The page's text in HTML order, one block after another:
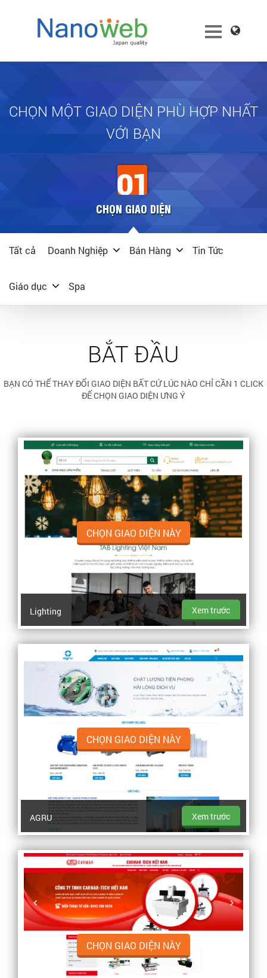
CHỌN MỘT GIAO DIỆN PHÙ HỢP NHẤT
VỚI BẠN
CHỌN GIAO DIỆN
Tất cả Doanh Nghiệp Bán Hàng Tin Tức
Giáo dục Spa
BẮT ĐẦU
BẠN CÓ THỂ THAY ĐỔI GIAO DIỆN BẤT CỨ LÚC NÀO CHỈ CẦN 1 CLICK
ĐỂ CHỌN GIAO DIỆN ƯNG Ý
CHỌN GIAO DIỆN NÀY
Lighting Xem trước
CHỌN GIAO DIỆN NÀY
AGRU Xem trước
CHỌN GIAO DIỆN NÀY